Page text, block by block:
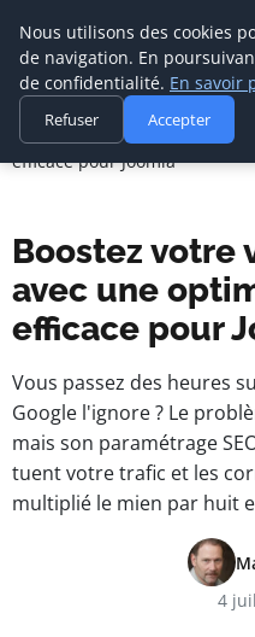
Accueil
Boostez votre visibilité en
efficace pour Joomla
Boostez votre
avec une
efficace pour
Vous passez des heures
Google l'ignore ? Le
mais son paramétrage
tuent votre trafic et les
multiplié le mien par huit
4
Nous utilisons des cookies
de navigation. En
de confidentialité. En savoir
Refuser Accepter